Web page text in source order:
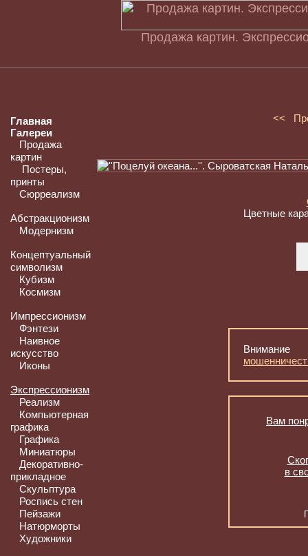
Продажа картин.
Главная
Галереи
Продажа
картин
Постеры,
принты
Сюрреализм
Абстракционизм
Модернизм
Концептуальный
символизм
Кубизм
Космизм
Импрессионизм
Фэнтези
Наивное
искусство
Иконы
Экспрессионизм
Реализм
Компьютерная
графика
Графика
Миниатюры
Декоративно-
прикладное
Скульптура
Роспись стен
Пейзажи
Натюрморты
Художники
<<
Цветные
Вам
в